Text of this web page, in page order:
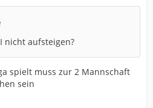
nicht aufsteigen?
spielt muss zur 2 Mannschaft
sein